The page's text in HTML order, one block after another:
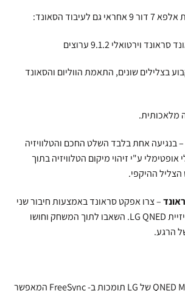
הסאונד:
סראונד וירטואלי 9.1.2 ערוצים
בצלילים שונים, התאמת הווליום והסאונד
מלאכותית.
– בנגיעה אחת בלבד השלט החכם והטלוויזיה
אופטימלי ע"י זיהוי מיקום הטלוויזיה בתוך
ההיקפי.
– צרו אפקט סראונד באמצעות חיבור שני
רמקולי בלוטוס לטלוויזיית LG QNED. השאבו לתוך המשחק וחושו
הרגע.
*טלוויזיות ה- QNED MiniLED של LG תומכות ב- FreeSync המאפשר